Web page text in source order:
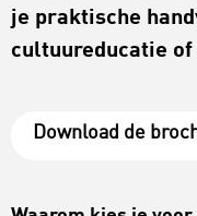
je praktische
cultuureducatie
Download de